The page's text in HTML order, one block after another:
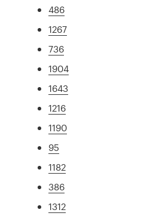
486
1267
736
1904
1643
1216
1190
95
1182
386
1312